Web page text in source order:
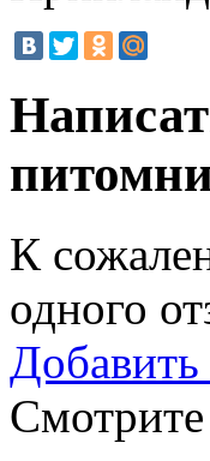
К
одного